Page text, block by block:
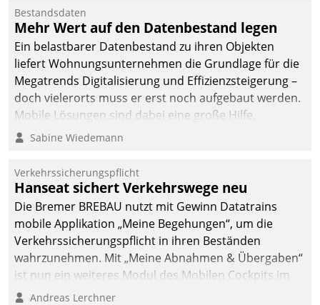
Bestandsdaten
Mehr Wert auf den Datenbestand legen
Ein belastbarer Datenbestand zu ihren Objekten
liefert Wohnungsunternehmen die Grundlage für die
Megatrends Digitalisierung und Effizienzsteigerung –
doch vielerorts muss er erst noch aufgebaut werden.
Mobile Lösungen sind dabei eine große Hilfe.
Sabine Wiedemann
Verkehrssicherungspflicht
Hanseat sichert Verkehrswege neu
Die Bremer BREBAU nutzt mit Gewinn Datatrains
mobile Applikation „Meine Begehungen“, um die
Verkehrssicherungspflicht in ihren Beständen
wahrzunehmen. Mit „Meine Abnahmen & Übergaben“
ist nun ein weiteres Modul des Mobilen Cockpits im
Einsatz.
Andreas Lerchner